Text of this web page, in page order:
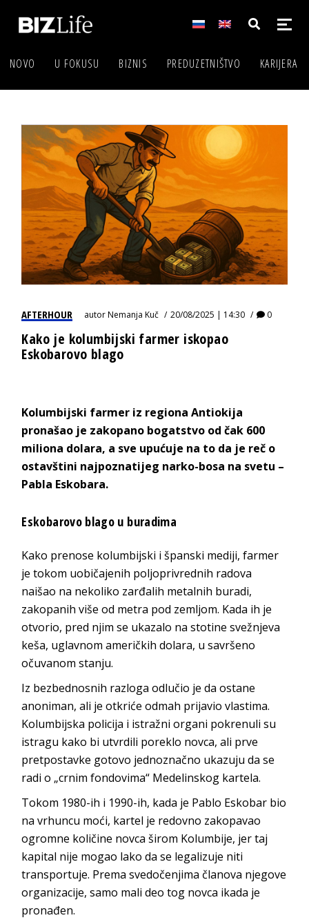
NOVO U FOKUSU BIZNIS PREDUZETNIŠTVO KARIJERA
AFTERHOUR autorNemanja Kuč 20/08/2025 | 14:30 0
Kako je kolumbijski farmer iskopao
Eskobarovo blago
Kolumbijski farmer iz regiona Antiokija
pronašao je zakopano bogatstvo od čak 600
miliona dolara, a sve upućuje na to da je reč o
ostavštini najpoznatijeg narko-bosa na svetu –
Pabla Eskobara.
Eskobarovo blago u buradima
Kako prenose kolumbijski i španski mediji, farmer
je tokom uobičajenih poljoprivrednih radova
naišao na nekoliko zarđalih metalnih buradi,
zakopanih više od metra pod zemljom. Kada ih je
otvorio, pred njim se ukazalo na stotine svežnjeva
keša, uglavnom američkih dolara, u savršeno
očuvanom stanju.
Iz bezbednosnih razloga odlučio je da ostane
anoniman, ali je otkriće odmah prijavio vlastima.
Kolumbijska policija i istražni organi pokrenuli su
istragu kako bi utvrdili poreklo novca, ali prve
pretpostavke gotovo jednoznačno ukazuju da se
radi o „crnim fondovima“ Medelinskog kartela.
Tokom 1980-ih i 1990-ih, kada je Pablo Eskobar bio
na vrhuncu moći, kartel je redovno zakopavao
ogromne količine novca širom Kolumbije, jer taj
kapital nije mogao lako da se legalizuje niti
transportuje. Prema svedočenjima članova njegove
organizacije, samo mali deo tog novca ikada je
pronađen.